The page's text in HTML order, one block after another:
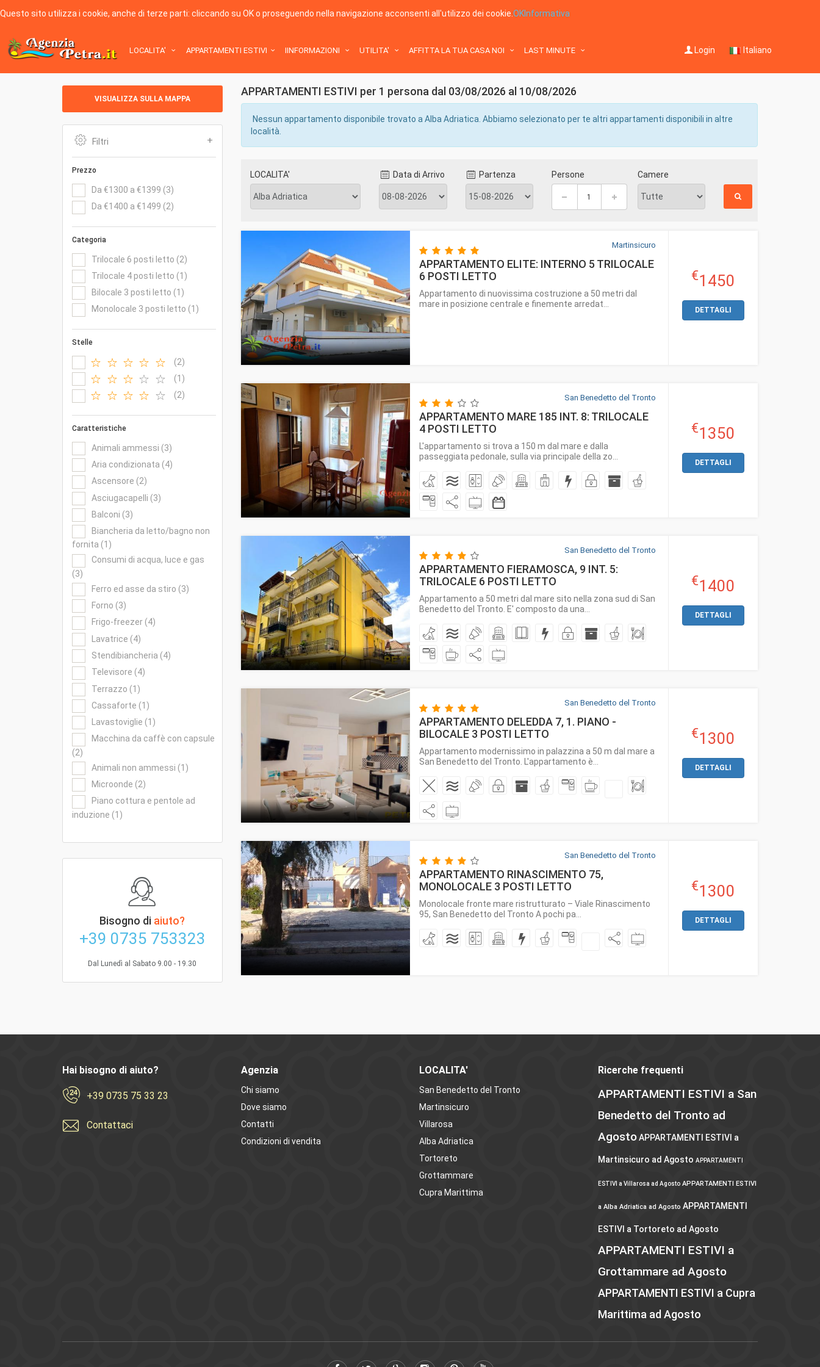
Questo sito utilizza i cookie, anche di terze parti: cliccando su OK o proseguendo nella navigazione acconsenti all'utilizzo dei cookie. OKInformativa
LOCALITA' APPARTAMENTI ESTIVI IINFORMAZIONI UTILITA' AFFITTA LA TUA CASA NOI LAST MINUTE Login Italiano
Home APPARTAMENTI ESTIVI per 1 persona dal 03/08/2026 al 10/08/2026
VISUALIZZA SULLA MAPPA
Filtri
Prezzo
Da €1300 a €1399 (3)
Da €1400 a €1499 (2)
Categoria
Trilocale 6 posti letto (2)
Trilocale 4 posti letto (1)
Bilocale 3 posti letto (1)
Monolocale 3 posti letto (1)
Stelle
(2)
(1)
(2)
Caratteristiche
Animali ammessi (3)
Aria condizionata (4)
Ascensore (2)
Asciugacapelli (3)
Balconi (3)
Biancheria da letto/bagno non
fornita (1)
Consumi di acqua, luce e gas
(3)
Ferro ed asse da stiro (3)
Forno (3)
Frigo-freezer (4)
Lavatrice (4)
Stendibiancheria (4)
Televisore (4)
Terrazzo (1)
Cassaforte (1)
Lavastoviglie (1)
Macchina da caffè con capsule
(2)
Animali non ammessi (1)
Microonde (2)
Piano cottura e pentole ad
induzione (1)
Bisogno di aiuto?
+39 0735 753323
Dal Lunedì al Sabato 9.00 - 19.30
APPARTAMENTI ESTIVI per 1 persona dal 03/08/2026 al 10/08/2026
Nessun appartamento disponibile trovato a Alba Adriatica. Abbiamo selezionato per te altri appartamenti disponibili in altre
località.
LOCALITA' Data di Arrivo Partenza Persone Camere
Martinsicuro
APPARTAMENTO ELITE: INTERNO 5 TRILOCALE
6 POSTI LETTO
Appartamento di nuovissima costruzione a 50 metri dal
mare in posizione centrale e finemente arredat...
€1450
DETTAGLI
San Benedetto del Tronto
APPARTAMENTO MARE 185 INT. 8: TRILOCALE
4 POSTI LETTO
L'appartamento si trova a 150 m dal mare e dalla
passeggiata pedonale, sulla via principale della zo...
€1350
DETTAGLI
San Benedetto del Tronto
APPARTAMENTO FIERAMOSCA, 9 INT. 5:
TRILOCALE 6 POSTI LETTO
Appartamento a 50 metri dal mare sito nella zona sud di San
Benedetto del Tronto. E' composto da una...
€1400
DETTAGLI
San Benedetto del Tronto
APPARTAMENTO DELEDDA 7, 1. PIANO -
BILOCALE 3 POSTI LETTO
Appartamento modernissimo in palazzina a 50 m dal mare a
San Benedetto del Tronto. L'appartamento è...
€1300
DETTAGLI
San Benedetto del Tronto
APPARTAMENTO RINASCIMENTO 75,
MONOLOCALE 3 POSTI LETTO
Monolocale fronte mare ristrutturato – Viale Rinascimento
95, San Benedetto del Tronto A pochi pa...
€1300
DETTAGLI
Hai bisogno di aiuto?
+39 0735 75 33 23
Contattaci
Agenzia
Chi siamo
Dove siamo
Contatti
Condizioni di vendita
LOCALITA'
San Benedetto del Tronto
Martinsicuro
Villarosa
Alba Adriatica
Tortoreto
Grottammare
Cupra Marittima
Ricerche frequenti
APPARTAMENTI ESTIVI a San
Benedetto del Tronto ad
Agosto APPARTAMENTI ESTIVI a
Martinsicuro ad Agosto APPARTAMENTI
ESTIVI a Villarosa ad Agosto APPARTAMENTI ESTIVI
a Alba Adriatica ad Agosto APPARTAMENTI
ESTIVI a Tortoreto ad Agosto
APPARTAMENTI ESTIVI a
Grottammare ad Agosto
APPARTAMENTI ESTIVI a Cupra
Marittima ad Agosto